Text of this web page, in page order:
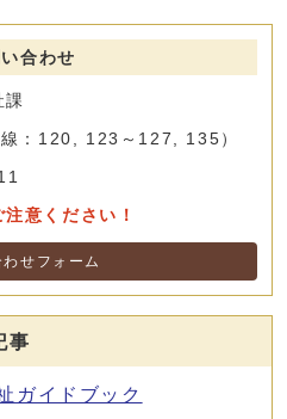
合わせ
課
：120, 123～127, 135）
意ください！
わせフォーム
事
ガイドブック